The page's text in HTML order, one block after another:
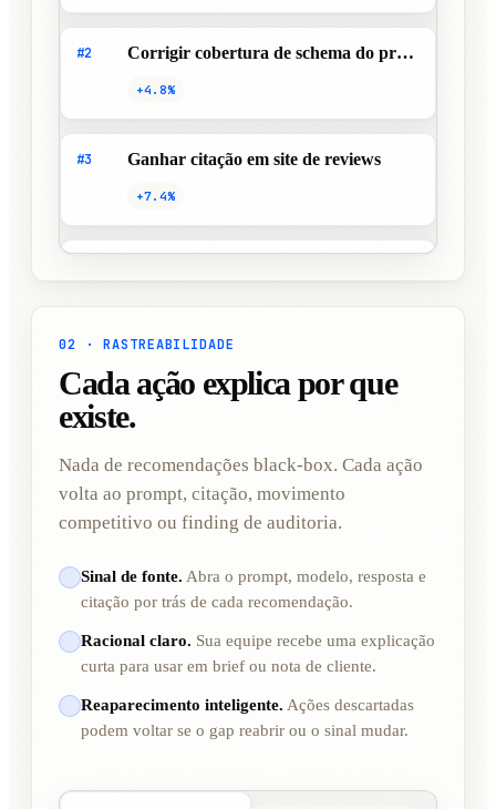
#2 Corrigir cobertura de schema do produto
+4.8%
#3 Ganhar citação em site de reviews
+7.4%
02 · RASTREABILIDADE
Cada ação explica por que
existe.
Nada de recomendações black-box. Cada ação
volta ao prompt, citação, movimento
competitivo ou finding de auditoria.
Sinal de fonte. Abra o prompt, modelo, resposta e
citação por trás de cada recomendação.
Racional claro. Sua equipe recebe uma explicação
curta para usar em brief ou nota de cliente.
Reaparecimento inteligente. Ações descartadas
podem voltar se o gap reabrir ou o sinal mudar.